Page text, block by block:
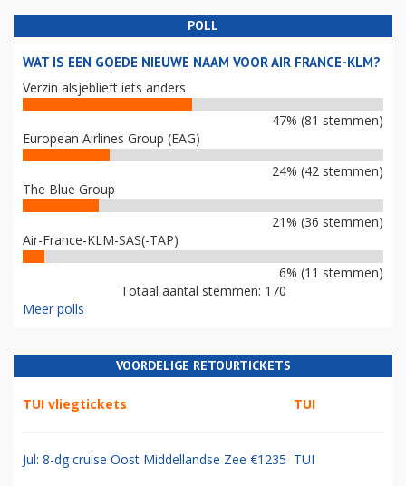
POLL
WAT IS EEN GOEDE NIEUWE NAAM VOOR AIR FRANCE-KLM?
Verzin alsjeblieft iets anders
47% (81 stemmen)
European Airlines Group (EAG)
24% (42 stemmen)
The Blue Group
21% (36 stemmen)
Air-France-KLM-SAS(-TAP)
6% (11 stemmen)
Totaal aantal stemmen: 170
Meer polls
VOORDELIGE RETOURTICKETS
TUI vliegtickets TUI
Jul: 8-dg cruise Oost Middellandse Zee €1235 TUI